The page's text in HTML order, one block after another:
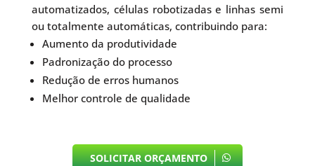
automatizados, células robotizadas e linhas semi
ou totalmente automáticas, contribuindo para:
Aumento da produtividade
Padronização do processo
Redução de erros humanos
Melhor controle de qualidade
SOLICITAR ORÇAMENTO